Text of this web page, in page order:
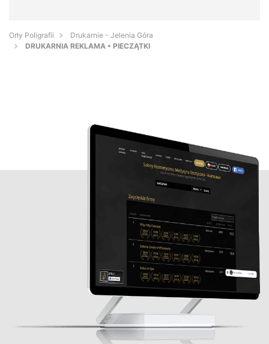
Orły Poligrafii
Drukarnie - Jelenia Góra
DRUKARNIA REKLAMA • PIECZĄTKI